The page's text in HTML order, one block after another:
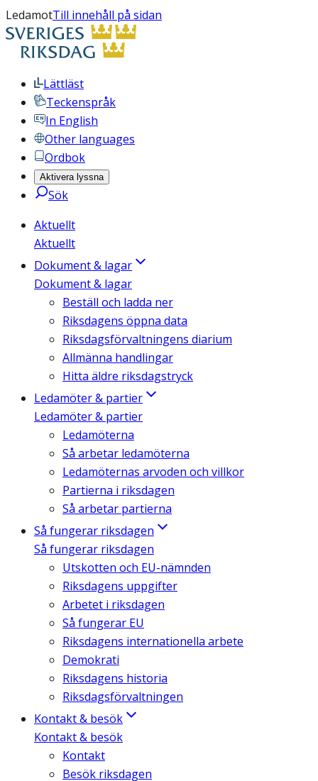
LedamotTill innehåll på sidan
Lättläst
Teckenspråk
In English
Other languages
Ordbok
Aktivera lyssna
Sök
Aktuellt
Aktuellt
Dokument & lagar
Dokument & lagar
Beställ och ladda ner
Riksdagens öppna data
Riksdagsförvaltningens diarium
Allmänna handlingar
Hitta äldre riksdagstryck
Ledamöter & partier
Ledamöter & partier
Ledamöterna
Så arbetar ledamöterna
Ledamöternas arvoden och villkor
Partierna i riksdagen
Så arbetar partierna
Så fungerar riksdagen
Så fungerar riksdagen
Utskotten och EU-nämnden
Riksdagens uppgifter
Arbetet i riksdagen
Så fungerar EU
Riksdagens internationella arbete
Demokrati
Riksdagens historia
Riksdagsförvaltningen
Kontakt & besök
Kontakt & besök
Kontakt
Besök riksdagen